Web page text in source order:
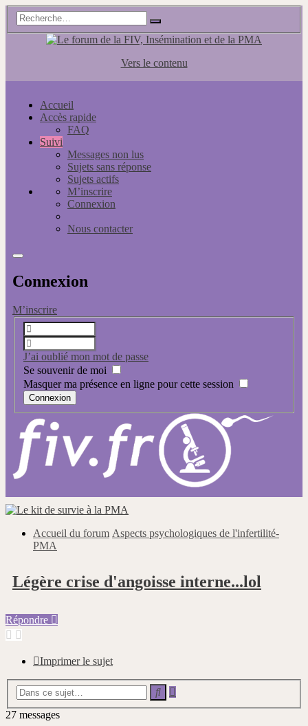
Vers le contenu
Accueil
Accès rapide
FAQ
Suivi
Messages non lus
Sujets sans réponse
Sujets actifs
M’inscrire
Connexion
Nous contacter
Connexion
M’inscrire
J’ai oublié mon mot de passe
Se souvenir de moi
Masquer ma présence en ligne pour cette session
Accueil du forum Aspects psychologiques de l'infertilité-
PMA
Légère crise d'angoisse interne...lol
Répondre
Imprimer le sujet
Rechercher
Recherche
avancée
27 messages